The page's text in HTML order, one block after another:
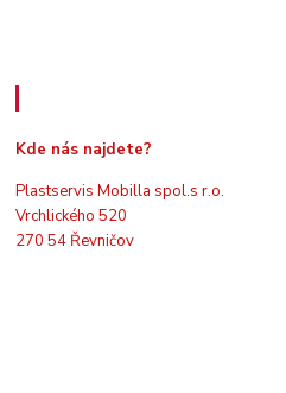
Kde nás najdete?
Plastservis Mobilla spol.s r.o.
Vrchlického 520
270 54 Řevničov